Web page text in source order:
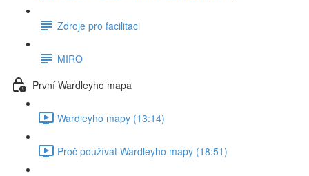
Zdroje pro facilitaci
MIRO
První Wardleyho mapa
Wardleyho mapy (13:14)
Proč používat Wardleyho mapy (18:51)